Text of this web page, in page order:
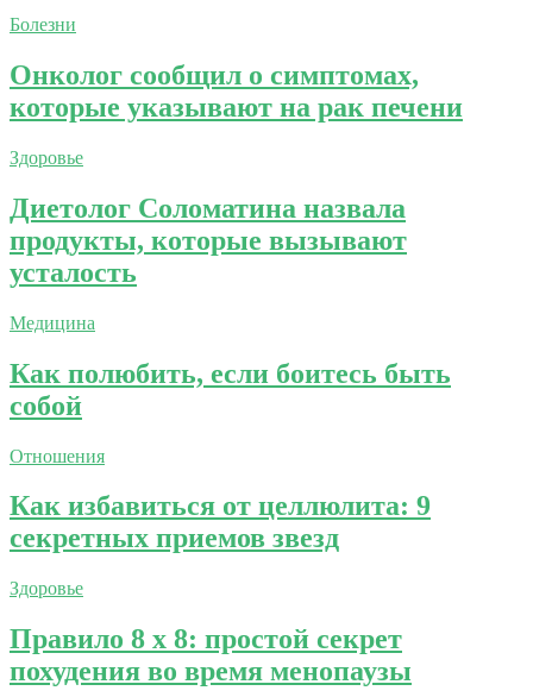
Болезни
Онколог сообщил о симптомах,
которые указывают на рак печени
Здоровье
Диетолог Соломатина назвала
продукты, которые вызывают
усталость
Медицина
Как полюбить, если боитесь быть
собой
Отношения
Как избавиться от целлюлита: 9
секретных приемов звезд
Здоровье
Правило 8 x 8: простой секрет
похудения во время менопаузы